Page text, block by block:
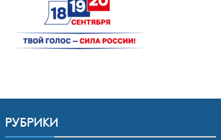
РУБРИКИ